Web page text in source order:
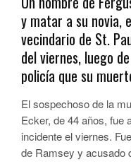
y matar a su novia,
vecindario de St.
del viernes, luego
policía que su
El sospechoso de la
Ecker, de 44 años, fue
incidente el viernes.
de Ramsey y acusado